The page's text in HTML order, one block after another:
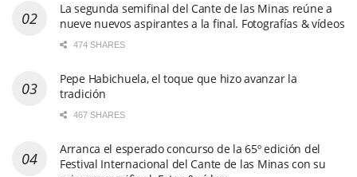
La segunda semifinal del Cante de las Minas reúne a
nueve nuevos aspirantes a la final. Fotografías & vídeos
474 SHARES
Pepe Habichuela, el toque que hizo avanzar la
tradición
467 SHARES
Arranca el esperado concurso de la 65º edición del
Festival Internacional del Cante de las Minas con su